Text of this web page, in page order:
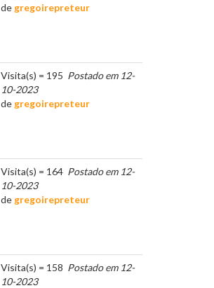
de gregoirepreteur
Visita(s) = 195 Postado em 12-
10-2023
de gregoirepreteur
Visita(s) = 164 Postado em 12-
10-2023
de gregoirepreteur
Visita(s) = 158 Postado em 12-
10-2023